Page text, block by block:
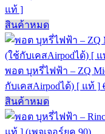
แท้ ]
สินค้าหมด
พอต บุหรี่ไฟฟ้า – ZQ
กับเคสAirpodได้) [ แท้ ]
สินค้าหมด